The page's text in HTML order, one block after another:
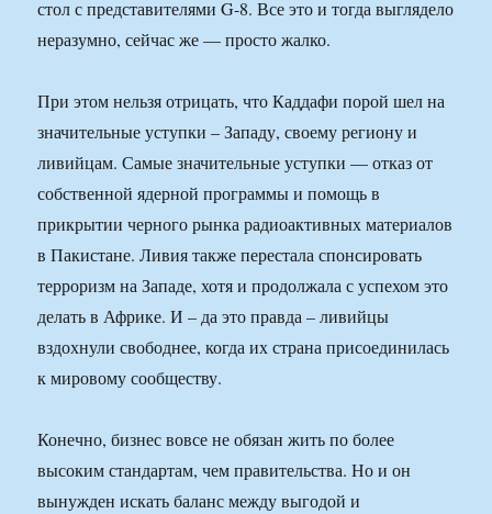
стол с представителями G-8. Все это и тогда выглядело
неразумно, сейчас же — просто жалко.
При этом нельзя отрицать, что Каддафи порой шел на
значительные уступки – Западу, своему региону и
ливийцам. Самые значительные уступки — отказ от
собственной ядерной программы и помощь в
прикрытии черного рынка радиоактивных материалов
в Пакистане. Ливия также перестала спонсировать
терроризм на Западе, хотя и продолжала с успехом это
делать в Африке. И – да это правда – ливийцы
вздохнули свободнее, когда их страна присоединилась
к мировому сообществу.
Конечно, бизнес вовсе не обязан жить по более
высоким стандартам, чем правительства. Но и он
вынужден искать баланс между выгодой и